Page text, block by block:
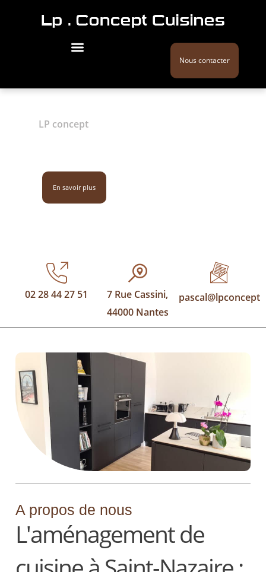
Nous contacter
LP concept
En savoir plus
02 28 44 27 51
7 Rue Cassini,
44000 Nantes
A propos de nous
L'aménagement de